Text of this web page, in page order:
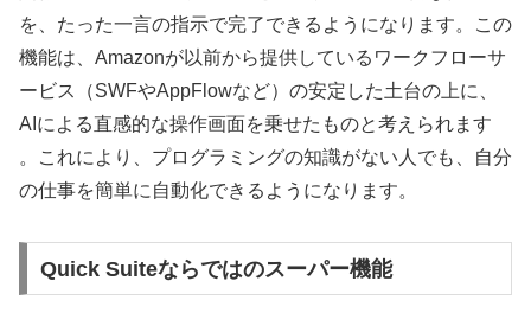
を、たった一言の指示で完了できるようになります。この
機能は、Amazonが以前から提供しているワークフローサ
ービス（SWFやAppFlowなど）の安定した土台の上に、
AIによる直感的な操作画面を乗せたものと考えられます
。これにより、プログラミングの知識がない人でも、自分
の仕事を簡単に自動化できるようになります。
Quick Suiteならではのスーパー機能